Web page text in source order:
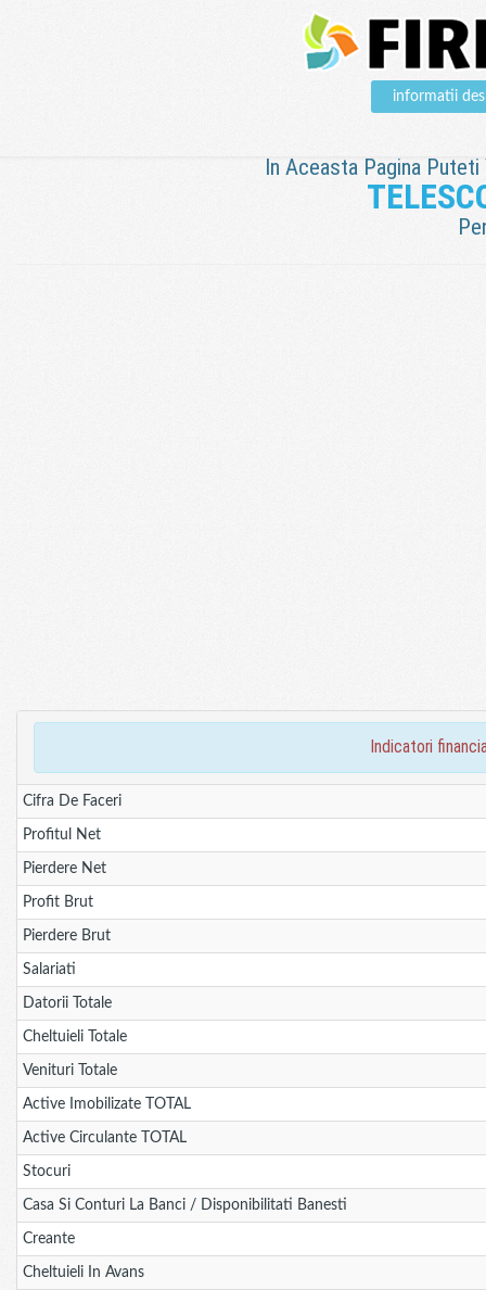
informatii
In Aceasta Pagina
indicatori
Cifra De Faceri
Profitul Net
Pierdere Net
Profit Brut
Pierdere Brut
Salariati
Datorii Totale
Cheltuieli Totale
Venituri Totale
Active Imobilizate TOTAL
Active Circulante TOTAL
Stocuri
Casa Si Conturi La Banci / Disponibilitati Banesti
Creante
Cheltuieli In Avans